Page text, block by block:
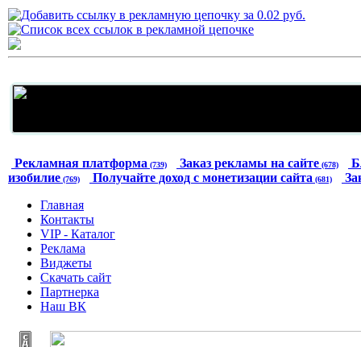
Рекламная платформа (739) Заказ рекламы на сайте (678)
изобилие (769) Получайте доход с монетизации сайта (681)
Главная
Контакты
VIP - Каталог
Реклама
Виджеты
Скачать сайт
Партнерка
Наш ВК